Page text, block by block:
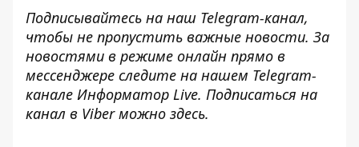
Подписывайтесь на наш Telegram-канал,
чтобы не пропустить важные новости. За
новостями в режиме онлайн прямо в
мессенджере следите на нашем Telegram-
канале Информатор Live. Подписаться на
канал в Viber можно здесь.